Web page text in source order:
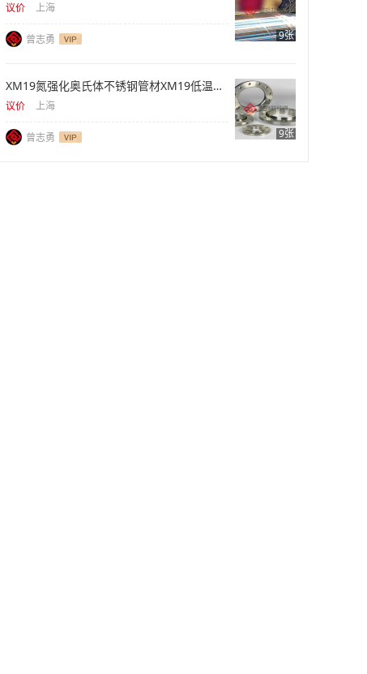
议价 上海
曾志勇 9张
XM19氮强化奥氏体不锈钢管材XM19低温高韧耐蚀管材
议价 上海
曾志勇 9张